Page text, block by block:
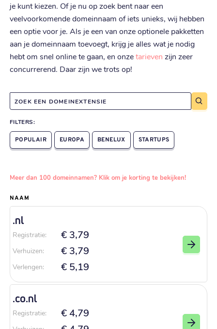
je kunt kiezen. Of je nu op zoek bent naar een
veelvoorkomende domeinnaam of iets unieks, wij hebben
een optie voor je. Als je een van onze optionele pakketten
aan je domeinnaam toevoegt, krijg je alles wat je nodig
hebt om snel online te gaan, en onzetarieven zijn zeer
concurrerend. Daar zijn we trots op!
ZOEK EEN DOMEINEXTENSIE
FILTERS:
POPULAIR EUROPA BENELUX STARTUPS
Meer dan 100 domeinnamen? Klik om je korting te bekijken!
NAAM
.nl
Registratie: € 3,79
Verhuizen: € 3,79
Verlengen: € 5,19
.co.nl
Registratie: € 4,79